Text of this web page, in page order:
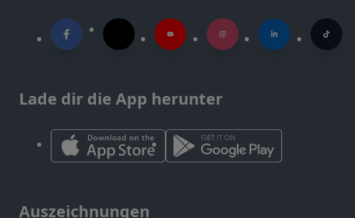
Lade dir die App herunter
Auszeichnungen